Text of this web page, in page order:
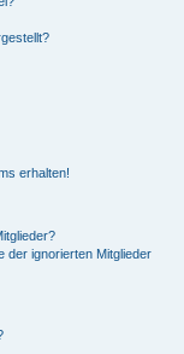
erhalten!
der ignorierten Mitglieder